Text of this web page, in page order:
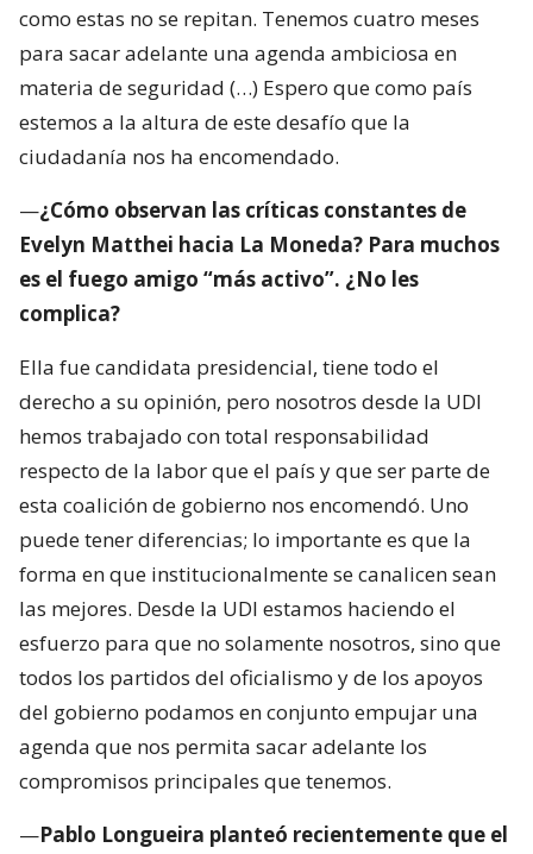
como estas no se repitan. Tenemos cuatro meses
para sacar adelante una agenda ambiciosa en
materia de seguridad (…) Espero que como país
estemos a la altura de este desafío que la
ciudadanía nos ha encomendado.
—¿Cómo observan las críticas constantes de
Evelyn Matthei hacia La Moneda? Para muchos
es el fuego amigo “más activo”. ¿No les
complica?
Ella fue candidata presidencial, tiene todo el
derecho a su opinión, pero nosotros desde la UDI
hemos trabajado con total responsabilidad
respecto de la labor que el país y que ser parte de
esta coalición de gobierno nos encomendó. Uno
puede tener diferencias; lo importante es que la
forma en que institucionalmente se canalicen sean
las mejores. Desde la UDI estamos haciendo el
esfuerzo para que no solamente nosotros, sino que
todos los partidos del oficialismo y de los apoyos
del gobierno podamos en conjunto empujar una
agenda que nos permita sacar adelante los
compromisos principales que tenemos.
—Pablo Longueira planteó recientemente que el